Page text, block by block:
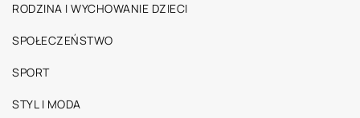
RODZINA I WYCHOWANIE DZIECI
SPOŁECZEŃSTWO
SPORT
STYL I MODA